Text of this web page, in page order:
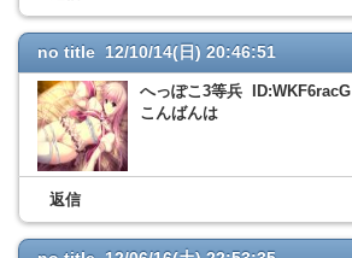
no title 12/10/14(日) 20:46:51
へっぽこ3等兵 ID:WKF6racG
こんばんは
返信